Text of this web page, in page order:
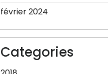
février 2024
Categories